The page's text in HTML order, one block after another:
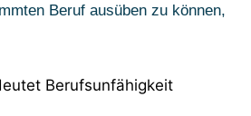
Beruf ausüben zu können,